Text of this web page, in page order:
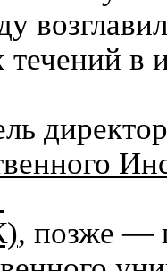
в
, позже —